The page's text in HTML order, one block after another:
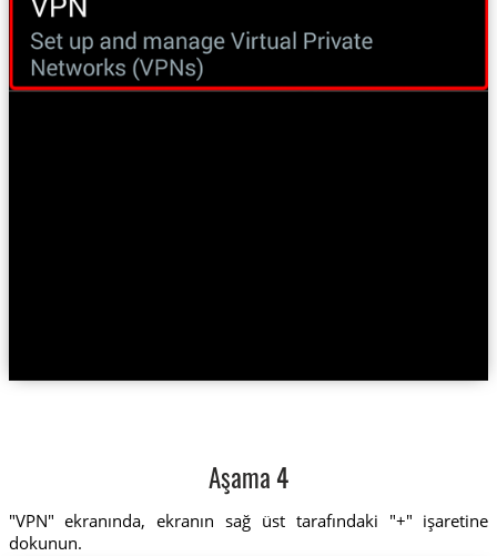
Aşama 4
"VPN" ekranında, ekranın sağ üst tarafındaki "+" işaretine
dokunun.